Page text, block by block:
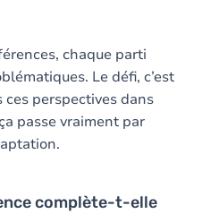
chaque parti
Le défi, c’est
perspectives dans
passe vraiment par
complète-t-elle